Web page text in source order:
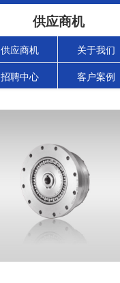
供应商机
供应商机 关于我们
招聘中心 客户案例